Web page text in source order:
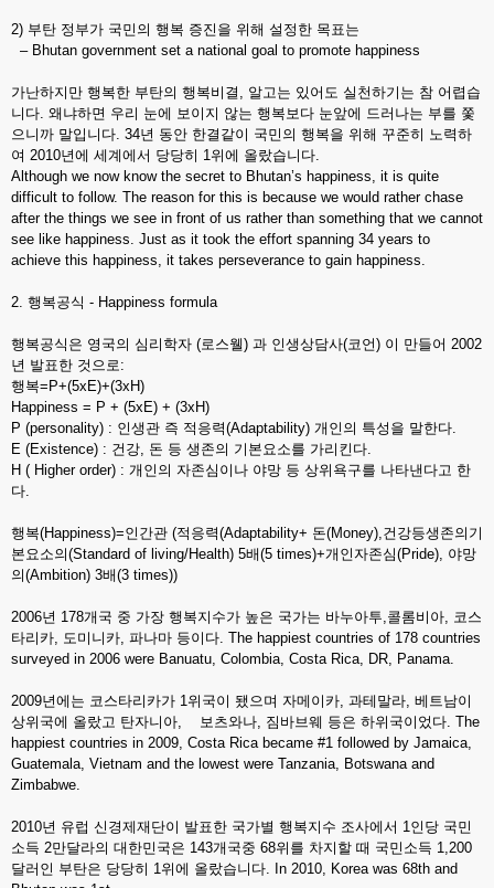
2) 부탄 정부가 국민의 행복 증진을 위해 설정한 목표는
– Bhutan government set a national goal to promote happiness
가난하지만 행복한 부탄의 행복비결, 알고는 있어도 실천하기는 참 어렵습
니다. 왜냐하면 우리 눈에 보이지 않는 행복보다 눈앞에 드러나는 부를 쫓
으니까 말입니다. 34년 동안 한결같이 국민의 행복을 위해 꾸준히 노력하
여 2010년에 세계에서 당당히 1위에 올랐습니다.
Although we now know the secret to Bhutan’s happiness, it is quite
difficult to follow. The reason for this is because we would rather chase
after the things we see in front of us rather than something that we cannot
see like happiness. Just as it took the effort spanning 34 years to
achieve this happiness, it takes perseverance to gain happiness.
2. 행복공식 - Happiness formula
행복공식은 영국의 심리학자 (로스웰) 과 인생상담사(코언) 이 만들어 2002
년 발표한 것으로:
행복=P+(5xE)+(3xH)
Happiness = P + (5xE) + (3xH)
P (personality) : 인생관 즉 적응력(Adaptability) 개인의 특성을 말한다.
E (Existence) : 건강, 돈 등 생존의 기본요소를 가리킨다.
H ( Higher order) : 개인의 자존심이나 야망 등 상위욕구를 나타낸다고 한
다.
행복(Happiness)=인간관 (적응력(Adaptability+ 돈(Money),건강등생존의기
본요소의(Standard of living/Health) 5배(5 times)+개인자존심(Pride), 야망
의(Ambition) 3배(3 times))
2006년 178개국 중 가장 행복지수가 높은 국가는 바누아투,콜롬비아, 코스
타리카, 도미니카, 파나마 등이다. The happiest countries of 178 countries
surveyed in 2006 were Banuatu, Colombia, Costa Rica, DR, Panama.
2009년에는 코스타리카가 1위국이 됐으며 자메이카, 과테말라, 베트남이
상위국에 올랐고 탄자니아, 보츠와나, 짐바브웨 등은 하위국이었다. The
happiest countries in 2009, Costa Rica became #1 followed by Jamaica,
Guatemala, Vietnam and the lowest were Tanzania, Botswana and
Zimbabwe.
2010년 유럽 신경제재단이 발표한 국가별 행복지수 조사에서 1인당 국민
소득 2만달라의 대한민국은 143개국중 68위를 차지할 때 국민소득 1,200
달러인 부탄은 당당히 1위에 올랐습니다. In 2010, Korea was 68th and